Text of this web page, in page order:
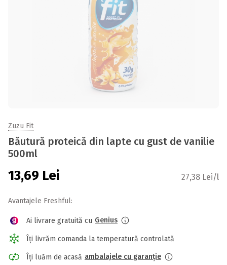
Zuzu Fit
Băutură proteică din lapte cu gust de vanilie
500ml
13,69 Lei 27,38 Lei/l
Avantajele Freshful:
Ai livrare gratuită cu Genius
Îți livrăm comanda la temperatură controlată
Îți luăm de acasă ambalajele cu garanție